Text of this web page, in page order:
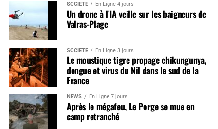
SOCIÉTÉ En Ligne 4 jours
Un drone à l’IA veille sur les baigneurs de
Valras-Plage
SOCIÉTÉ En Ligne 3 jours
Le moustique tigre propage chikungunya,
dengue et virus du Nil dans le sud de la
France
NEWS En Ligne 7 jours
Après le mégafeu, Le Porge se mue en
camp retranché